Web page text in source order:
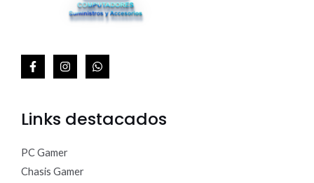
Links destacados
PC Gamer
Chasis Gamer